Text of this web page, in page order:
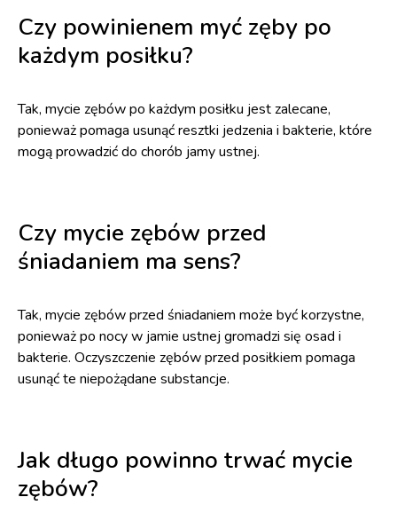
Czy powinienem myć zęby po
każdym posiłku?
Tak, mycie zębów po każdym posiłku jest zalecane,
ponieważ pomaga usunąć resztki jedzenia i bakterie, które
mogą prowadzić do chorób jamy ustnej.
Czy mycie zębów przed
śniadaniem ma sens?
Tak, mycie zębów przed śniadaniem może być korzystne,
ponieważ po nocy w jamie ustnej gromadzi się osad i
bakterie. Oczyszczenie zębów przed posiłkiem pomaga
usunąć te niepożądane substancje.
Jak długo powinno trwać mycie
zębów?